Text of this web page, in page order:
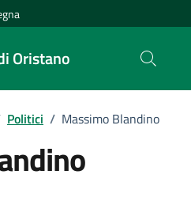
Oristano
Politici / Massimo Blandino